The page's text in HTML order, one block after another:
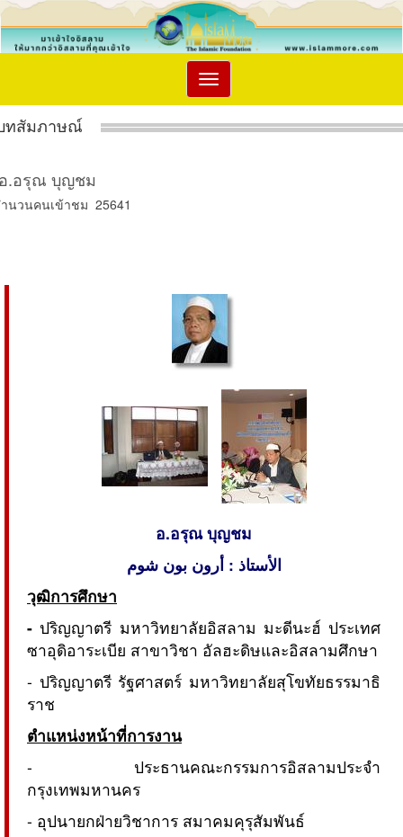
Toggle
navigation
ทสัมภาษณ์
.อรุณ บุญชม
นวนคนเข้าชม 25641
อ.อรุณ บุญชม
الأستاذ : أرون بون شوم
วุฒิการศึกษา
- ปริญญาตรี มหาวิทยาลัยอิสลาม มะดีนะฮ์ ประเทศ
ซาอุดิอาระเบีย สาขาวิชา อัลฮะดิษและอิสลามศึกษา
- ปริญญาตรี รัฐศาสตร์ มหาวิทยาลัยสุโขทัยธรรมาธิ
ราช
ตำแหน่งหน้าที่การงาน
- ประธานคณะกรรมการอิสลามประจำ
กรุงเทพมหานคร
- อุปนายกฝ่ายวิชาการ สมาคมคุรุสัมพันธ์